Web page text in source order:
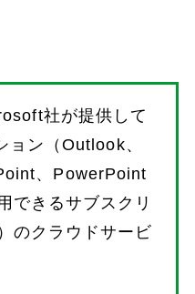
社が提供して
ン（Outlook、
、PowerPoint
できるサブスクリ
のクラウドサービ